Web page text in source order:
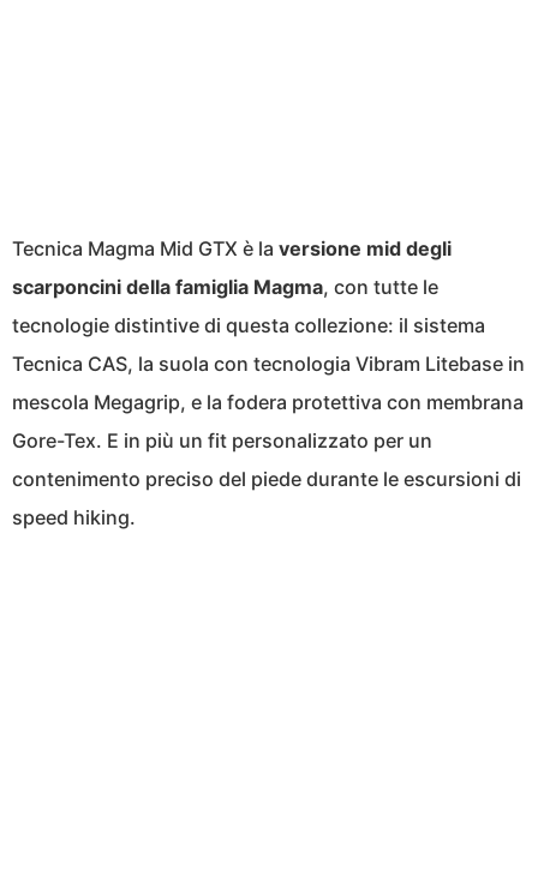
Tecnica Magma Mid GTX è la versione mid degli
scarponcini della famiglia Magma, con tutte le
tecnologie distintive di questa collezione: il sistema
Tecnica CAS, la suola con tecnologia Vibram Litebase in
mescola Megagrip, e la fodera protettiva con membrana
Gore-Tex. E in più un fit personalizzato per un
contenimento preciso del piede durante le escursioni di
speed hiking.